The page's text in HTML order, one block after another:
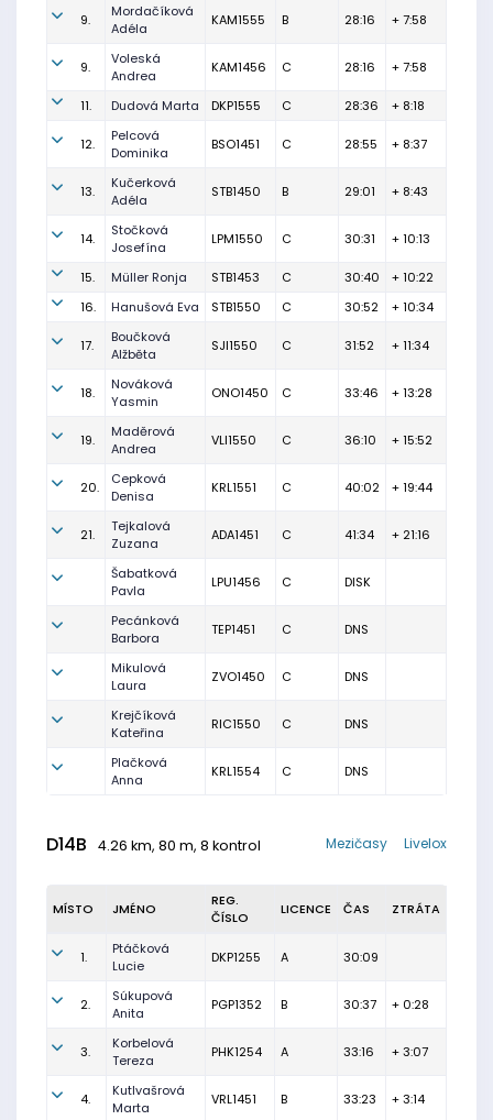
9.
Mordačíková
Adéla
KAM1555 B 28:16 + 7:58
9.
Voleská
Andrea
KAM1456 C 28:16 + 7:58
11. Dudová Marta DKP1555 C 28:36 + 8:18
12.
Pelcová
Dominika
BSO1451 C 28:55 + 8:37
13.
Kučerková
Adéla
STB1450 B 29:01 + 8:43
14.
Stočková
Josefína
LPM1550 C 30:31 + 10:13
15. Müller Ronja STB1453 C 30:40
+ 10:22
16.
Hanušová Eva STB1550 C 30:52 + 10:34
17.
Boučková
Alžběta
SJI1550 C 31:52 + 11:34
18.
Nováková
Yasmin
ONO1450 C 33:46 + 13:28
19.
Maděrová
Andrea
VLI1550 C 36:10 + 15:52
20.
Cepková
Denisa
KRL1551 C 40:02 + 19:44
21.
Tejkalová
Zuzana
ADA1451 C 41:34 + 21:16
Šabatková
Pavla
LPU1456 C DISK
Pecánková
Barbora
TEP1451 C DNS
Mikulová
Laura
ZVO1450 C DNS
Krejčíková
Kateřina
RIC1550 C DNS
Plačková
Anna
KRL1554 C DNS
D14B 4.26 km, 80 m, 8 kontrol Livelox
Mezičasy
MÍSTO JMÉNO
REG.
ČÍSLO
LICENCE ČAS ZTRÁTA
1.
Ptáčková
Lucie
DKP1255 A 30:09
2.
Súkupová
Anita
PGP1352 B 30:37 + 0:28
3.
Korbelová
Tereza
PHK1254 A 33:16 + 3:07
4.
Kutlvašrová
Marta
VRL1451 B 33:23 + 3:14